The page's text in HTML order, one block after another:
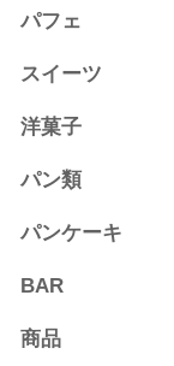
パフェ
スイーツ
洋菓子
パン類
パンケーキ
BAR
商品